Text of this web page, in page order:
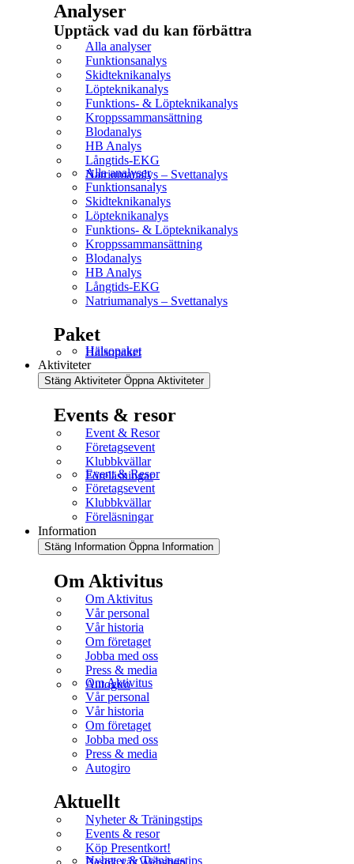
Analyser
Upptäck vad du kan förbättra​
Alla analyser
Funktionsanalys
Skidteknikanalys
Löpteknikanalys
Funktions- & Löpteknikanalys
Kroppssammansättning
Blodanalys
HB Analys
Långtids-EKG
Natriumanalys – Svettanalys
Alla analyser
Funktionsanalys
Skidteknikanalys
Löpteknikanalys
Funktions- & Löpteknikanalys
Kroppssammansättning
Blodanalys
HB Analys
Långtids-EKG
Natriumanalys – Svettanalys
Paket
Hälsopaket
Hälsopaket
Aktiviteter
Stäng Aktiviteter Öppna Aktiviteter
Events & resor
Event & Resor
Företagsevent
Klubbkvällar
Föreläsningar
Event & Resor
Företagsevent
Klubbkvällar
Föreläsningar
Information
Stäng Information Öppna Information
Om Aktivitus
Om Aktivitus
Vår personal
Vår historia
Om företaget
Jobba med oss
Press & media
Autogiro
Om Aktivitus
Vår personal
Vår historia
Om företaget
Jobba med oss
Press & media
Autogiro
Aktuellt
Nyheter & Träningstips
Events & resor
Köp Presentkort!
Nyheter & Träningstips